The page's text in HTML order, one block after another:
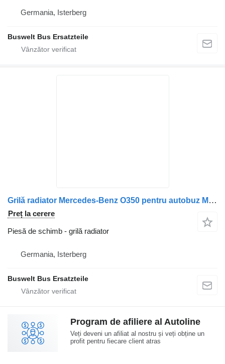
Germania, Isterberg
Buswelt Bus Ersatzteile
Grilă radiator Mercedes-Benz O350 pentru autobuz Mercedes-Benz O350
Preț la cerere
Piesă de schimb - grilă radiator
Germania, Isterberg
Buswelt Bus Ersatzteile
Program de afiliere al Autoline
Veți deveni un afiliat al nostru și veți obține un
profit pentru fiecare client atras